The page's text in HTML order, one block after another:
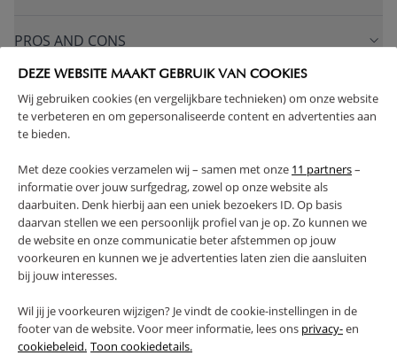
DEZE WEBSITE MAAKT GEBRUIK VAN COOKIES
Wij gebruiken cookies (en vergelijkbare technieken) om onze website
te verbeteren en om gepersonaliseerde content en advertenties aan
te bieden.
Met deze cookies verzamelen wij – samen met onze 11 partners–
informatie over jouw surfgedrag, zowel op onze website als
daarbuiten. Denk hierbij aan een uniek bezoekers ID. Op basis
daarvan stellen we een persoonlijk profiel van je op. Zo kunnen we
de website en onze communicatie beter afstemmen op jouw
voorkeuren en kunnen we je advertenties laten zien die aansluiten
bij jouw interesses.
Wil jij je voorkeuren wijzigen? Je vindt de cookie-instellingen in de
footer van de website. Voor meer informatie, lees ons privacy-en
cookiebeleid. Toon cookiedetails.
PROS AND CONS
FAQ
RETURNS
High-contrast mode
FREQUENTLY BOUGHT TOGETHER
OUTLET